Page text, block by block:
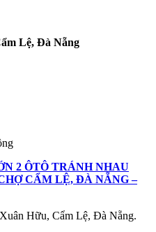
Lệ, Đà Nẵng
2 ÔTÔ TRÁNH NHAU
CẨM LỆ, ĐÀ NẴNG –
Hữu, Cẩm Lệ, Đà Nẵng.